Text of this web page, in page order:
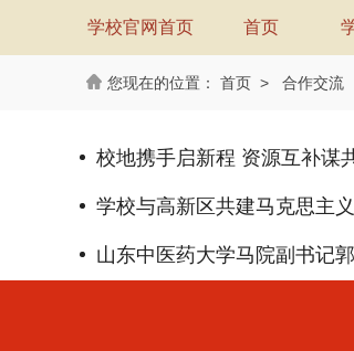
学校官网首页 首页
首页 > 合作交流
校地携手启新程 资源互补谋
学校与高新区共建马克思主
山东中医药大学马院副书记